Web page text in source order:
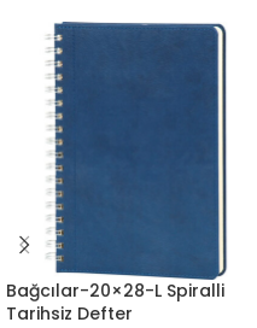
Bağcılar-20×28-L Spiralli
Tarihsiz Defter